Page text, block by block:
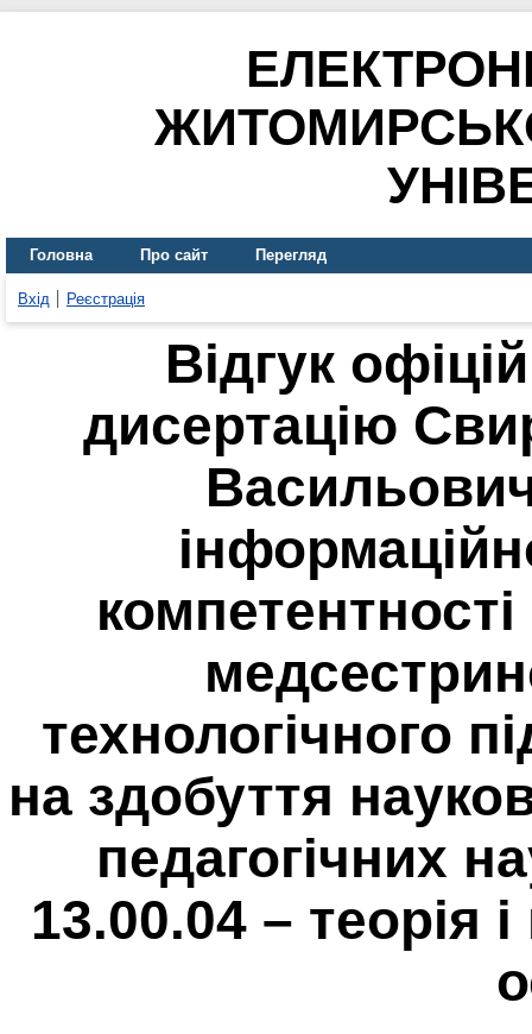
Головна Про сайт Перегляд
Вхід Реєстрація
Відгук
дисертацію
компетентності
технологічного
на здобуття
педагогічних
13.00.04 – теорія